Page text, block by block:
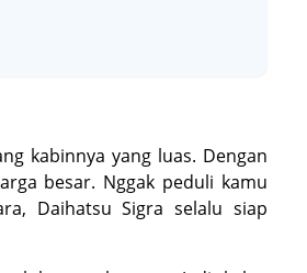
kabinnya yang luas. Dengan
besar. Nggak peduli kamu
Daihatsu Sigra selalu siap